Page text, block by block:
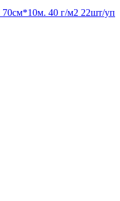
70см*10м. 40 г/м2 22шт/уп